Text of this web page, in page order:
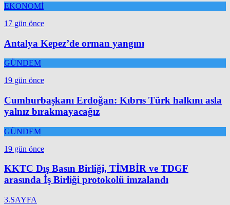
EKONOMİ
17 gün önce
Antalya Kepez’de orman yangını
GÜNDEM
19 gün önce
Cumhurbaşkanı Erdoğan: Kıbrıs Türk halkını asla
yalnız bırakmayacağız
GÜNDEM
19 gün önce
KKTC Dış Basın Birliği, TİMBİR ve TDGF
arasında İş Birliği protokolü imzalandı
3.SAYFA